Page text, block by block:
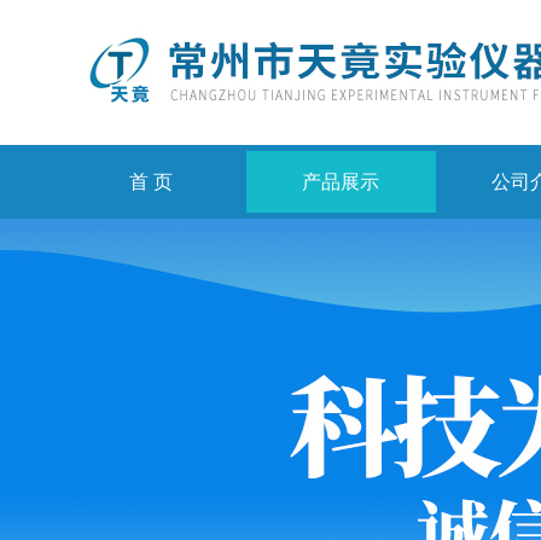
首 页 产品展示 公司